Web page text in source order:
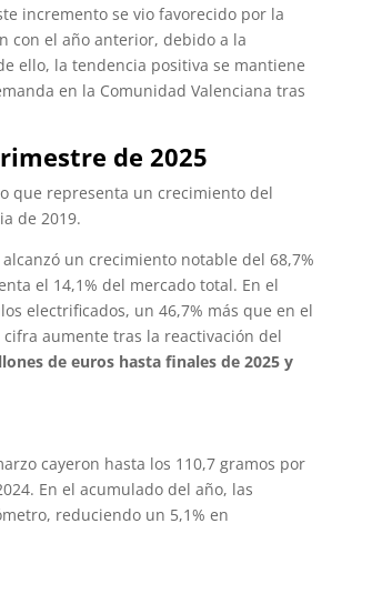
incremento se vio favorecido por la
con el año anterior, debido a la
ello, la tendencia positiva se mantiene
en la Comunidad Valenciana tras
de 2025
que representa un crecimiento del
de 2019.
alcanzó un crecimiento notable del 68,7%
el 14,1% del mercado total. En el
electrificados, un 46,7% más que en el
aumente tras la reactivación del
de euros hasta finales de 2025 y
cayeron hasta los 110,7 gramos por
En el acumulado del año, las
reduciendo un 5,1% en